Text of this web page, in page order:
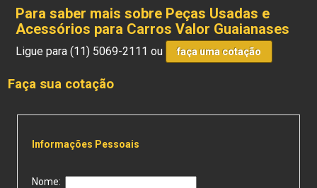
Para saber mais sobre Peças Usadas e
Acessórios para Carros Valor Guaianases
Ligue para(11) 5069-2111 ou faça uma cotação
Faça sua cotação
Informações Pessoais
Nome: